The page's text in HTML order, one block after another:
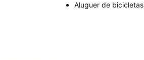
Aluguer de bicicletas